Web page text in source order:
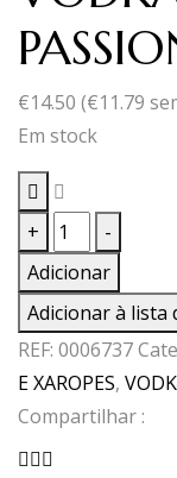
€14.50 (€11.79
Em stock
+
Quantidade
de
VODKA
ARTIC
PASSION
FRUIT
0.70
-
Adicionar
Adicionar à lista
REF: 0006737
E XAROPES,
Compartilhar :